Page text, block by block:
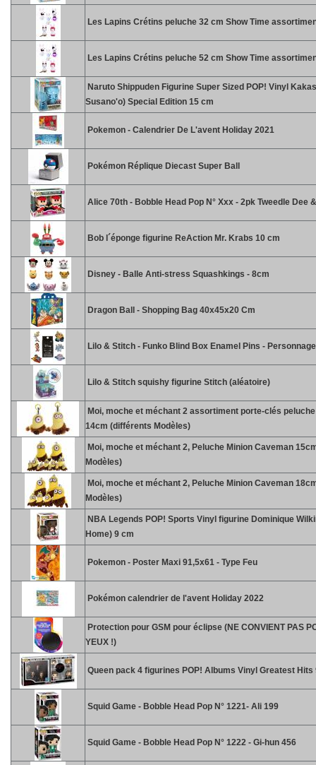
Les Lapins Crétins peluche 32 cm Show Time
Les Lapins Crétins peluche 52 cm Show Time
Naruto Shippuden Figurine Super Sized POP! Vinyl
Susano'o) Special Edition 15 cm
Pokemon - Calendrier De L'avent Holiday 2021
Pokémon Réplique Diecast Super Ball
Alice 70th - Bobble Head Pop N° Xxx - 2pk Tweedle Dee
Bob l´éponge figurine ReAction Mr. Krabs 10 cm
Disney - Balle Anti-stress Squashkings - 8cm
Dragon Ball - Shopping Bag 40x45x20 Cm
Lilo & Stitch - Funko Blind Box Enamel Pins -
Lilo & Stitch squishy figurine Stitch (aléatoire)
Moi, moche et méchant 2 assortiment porte-clés
14cm (différents Modèles)
Moi, moche et méchant 2, Peluche Minion Caveman
Modèles)
Moi, moche et méchant 2, Peluche Minion Caveman
Modèles)
NBA Legends POP! Sports Vinyl figurine Dominique
Home) 9 cm
Pokemon - Poster Maxi 91,5x61 - Type Feu
Pokémon calendrier de l'avent Holiday 2022
Protection pour GSM pour éclipse (NE CONVIENT PAS
YEUX !)
Queen pack 4 figurines POP! Albums Vinyl Greatest Hits
Squid Game - Bobble Head Pop N° 1221- Ali 199
Squid Game - Bobble Head Pop N° 1222 - Gi-hun 456